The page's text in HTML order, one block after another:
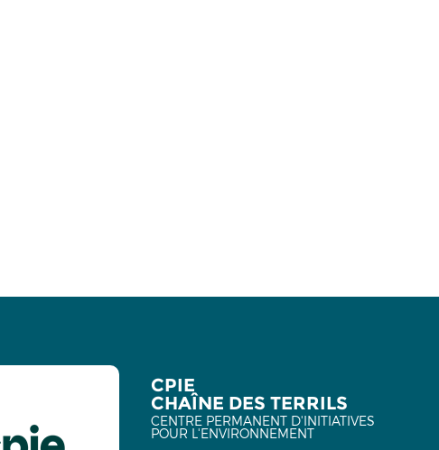
CPIE
CHAÎNE DES TERRILS
CENTRE PERMANENT D'INITIATIVES
POUR L'ENVIRONNEMENT